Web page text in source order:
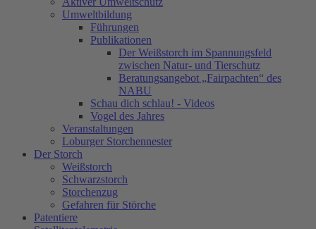
Umweltbildung
Führungen
Publikationen
Der Weißstorch im Spannungsfeld
zwischen Natur- und Tierschutz
Beratungsangebot „Fairpachten“ des
NABU
Schau dich schlau! - Videos
Vogel des Jahres
Veranstaltungen
Loburger Storchennester
Der Storch
Weißstorch
Schwarzstorch
Storchenzug
Gefahren für Störche
Patentiere